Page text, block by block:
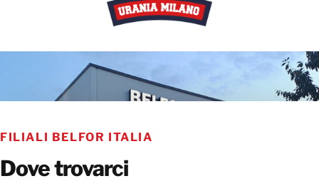
FILIALI BELFOR ITALIA
Dove trovarci